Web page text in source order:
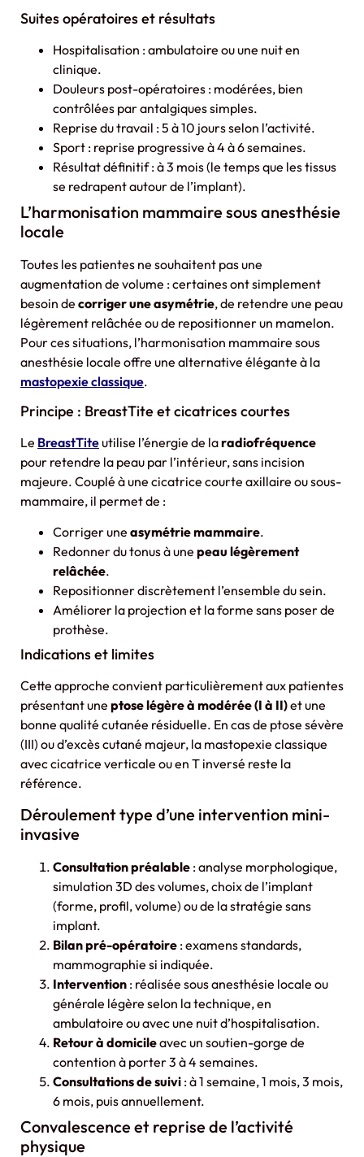
Suites opératoires et résultats
Hospitalisation : ambulatoire ou une nuit en
clinique.
Douleurs post-opératoires : modérées, bien
contrôlées par antalgiques simples.
Reprise du travail : 5 à 10 jours selon l’activité.
Sport : reprise progressive à 4 à 6 semaines.
Résultat définitif : à 3 mois (le temps que les tissus
se redrapent autour de l’implant).
L’harmonisation mammaire sous anesthésie
locale
Toutes les patientes ne souhaitent pas une
augmentation de volume : certaines ont simplement
besoin de corriger une asymétrie, de retendre une peau
légèrement relâchée ou de repositionner un mamelon.
Pour ces situations, l’harmonisation mammaire sous
anesthésie locale offre une alternative élégante à la
mastopexie classique.
Principe : BreastTite et cicatrices courtes
Le BreastTiteutilise l’énergie de laradiofréquence
pour retendre la peau par l’intérieur, sans incision
majeure. Couplé à une cicatrice courte axillaire ou sous-
mammaire, il permet de :
Corriger une asymétrie mammaire.
Redonner du tonus à une peau légèrement
relâchée.
Repositionner discrètement l’ensemble du sein.
Améliorer la projection et la forme sans poser de
prothèse.
Indications et limites
Cette approche convient particulièrement aux patientes
présentant une ptose légère à modérée (I à II)et une
bonne qualité cutanée résiduelle. En cas de ptose sévère
(III) ou d’excès cutané majeur, la mastopexie classique
avec cicatrice verticale ou en T inversé reste la
référence.
Déroulement type d’une intervention mini-
invasive
Consultation préalable : analyse morphologique,
simulation 3D des volumes, choix de l’implant
(forme, profil, volume) ou de la stratégie sans
implant.
Bilan pré-opératoire : examens standards,
mammographie si indiquée.
Intervention : réalisée sous anesthésie locale ou
générale légère selon la technique, en
ambulatoire ou avec une nuit d’hospitalisation.
Retour à domicileavec un soutien-gorge de
contention à porter 3 à 4 semaines.
Consultations de suivi : à 1 semaine, 1 mois, 3 mois,
6 mois, puis annuellement.
Convalescence et reprise de l’activité
physique